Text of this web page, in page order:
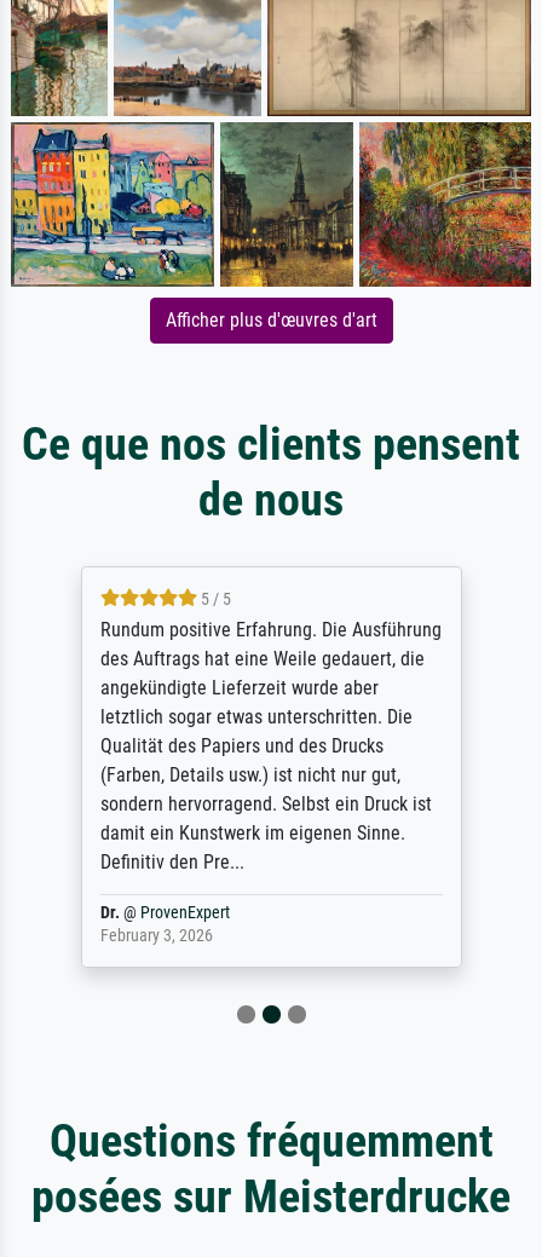
Afficher plus d'œuvres d'art
Ce que nos clients pensent
de nous
5 / 5
Rundum positive Erfahrung. Die Ausführung
des Auftrags hat eine Weile gedauert, die
angekündigte Lieferzeit wurde aber
letztlich sogar etwas unterschritten. Die
Qualität des Papiers und des Drucks
(Farben, Details usw.) ist nicht nur gut,
sondern hervorragend. Selbst ein Druck ist
damit ein Kunstwerk im eigenen Sinne.
Definitiv den Pre...
Dr. @ ProvenExpert
February 3, 2026
Questions fréquemment
posées sur Meisterdrucke